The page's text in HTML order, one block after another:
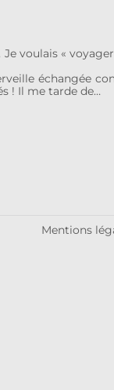
Je voulais «
échangée
! Il me tarde de…
Mentions